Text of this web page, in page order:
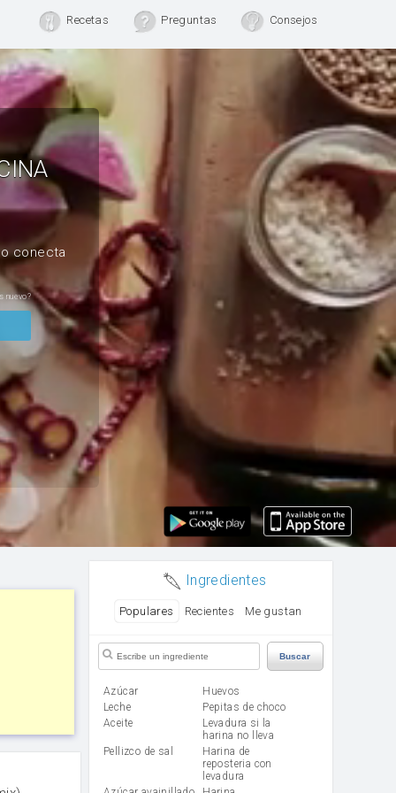
Recetas Preguntas Consejos
conecta
nuevo?
Ingredientes
Populares Recientes Me gustan
Buscar
Azúcar
huevos
leche
Pepitas de choco
aceite
Levadura si la
harina no lleva
Pellizco de sal
Harina de
reposteria con
levadura